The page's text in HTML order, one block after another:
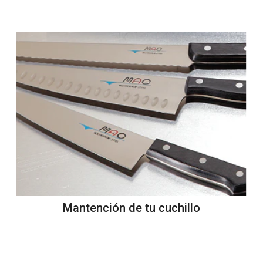
Mantención de tu cuchillo